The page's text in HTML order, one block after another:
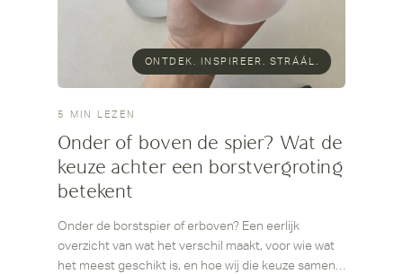
ONTDEK. INSPIREER. STRÁÁL.
5 MIN LEZEN
Onder of boven de spier? Wat de
keuze achter een borstvergroting
betekent
Onder de borstspier of erboven? Een eerlijk
overzicht van wat het verschil maakt, voor wie wat
het meest geschikt is, en hoe wij die keuze samen